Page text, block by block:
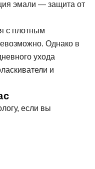
эмали — защита от
с плотным
Однако в
ухода
и
если вы
время